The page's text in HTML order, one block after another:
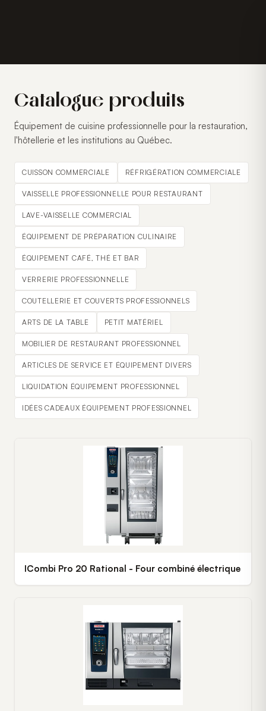
Catalogue produits
Équipement de cuisine professionnelle pour la restauration,
l'hôtellerie et les institutions au Québec.
CUISSON COMMERCIALE RÉFRIGÉRATION COMMERCIALE
VAISSELLE PROFESSIONNELLE POUR RESTAURANT
LAVE-VAISSELLE COMMERCIAL
ÉQUIPEMENT DE PRÉPARATION CULINAIRE
ÉQUIPEMENT CAFÉ, THÉ ET BAR
VERRERIE PROFESSIONNELLE
COUTELLERIE ET COUVERTS PROFESSIONNELS
ARTS DE LA TABLE PETIT MATÉRIEL
MOBILIER DE RESTAURANT PROFESSIONNEL
ARTICLES DE SERVICE ET ÉQUIPEMENT DIVERS
LIQUIDATION ÉQUIPEMENT PROFESSIONNEL
IDÉES CADEAUX ÉQUIPEMENT PROFESSIONNEL
ICombi Pro 20 Rational - Four combiné électrique